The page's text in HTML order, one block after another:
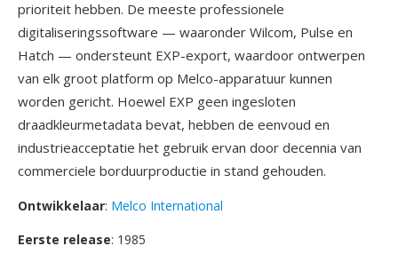
prioriteit hebben. De meeste professionele
digitaliseringssoftware — waaronder Wilcom, Pulse en
Hatch — ondersteunt EXP-export, waardoor ontwerpen
van elk groot platform op Melco-apparatuur kunnen
worden gericht. Hoewel EXP geen ingesloten
draadkleurmetadata bevat, hebben de eenvoud en
industrieacceptatie het gebruik ervan door decennia van
commerciele borduurproductie in stand gehouden.
Ontwikkelaar: Melco International
Eerste release: 1985